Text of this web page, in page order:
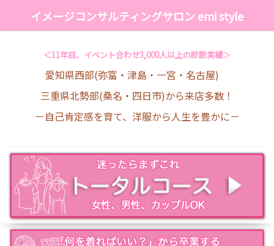
イメージコンサルティングサロン emi style
＜11年目、イベント合わせ3,000人以上の診断実績＞
愛知県西部(弥富・津島・一宮・名古屋)
三重県北勢部(桑名・四日市)から来店多数！
－自己肯定感を育て、洋服から人生を豊かに－